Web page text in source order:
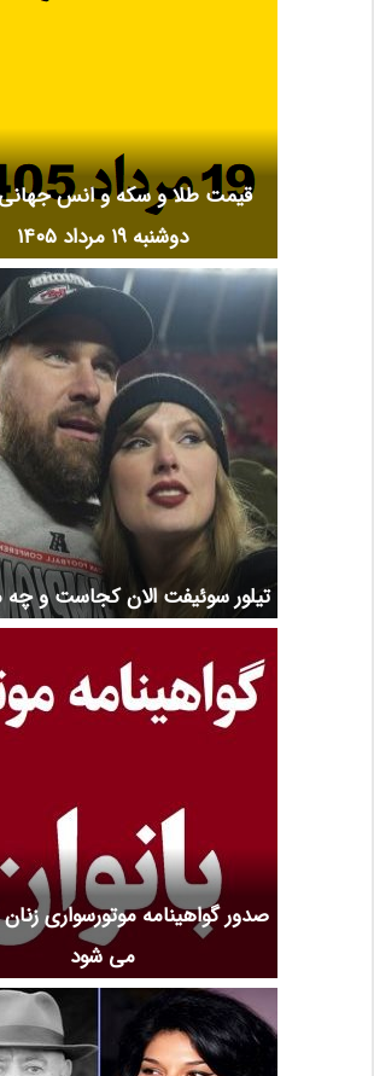
قیمت طلا و سکه و انس جهانی
دوشنبه ۱۹ مرداد ۱۴۰۵
تیلور سوئیفت الان کجاست و
صدور گواهینامه موتورسواری
می شود